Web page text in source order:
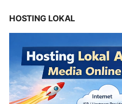
HOSTING LOKAL